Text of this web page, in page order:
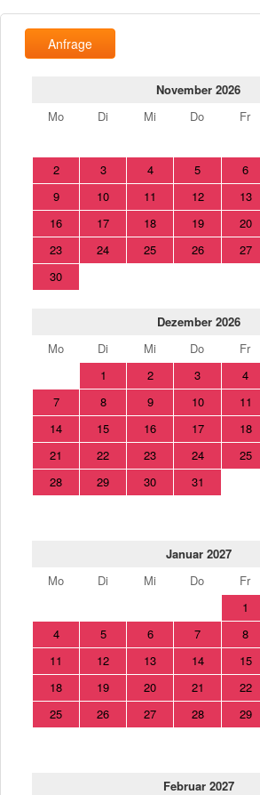
Anfrage
November 2026
Mo
Di Mi Do Fr
2
3 4 5 6
9
10 11 12 13
16
17 18 19 20
23
24 25 26 27
30
Dezember 2026
Mo
Di Mi Do Fr
1
2 3 4
7
8 9 10 11
14
15 16 17 18
21
22 23 24 25
28
29 30 31
Januar 2027
Mo
Di Mi Do Fr
1
4
5 6 7 8
11
12 13 14 15
18
19 20 21 22
25
26 27 28 29
Februar 2027